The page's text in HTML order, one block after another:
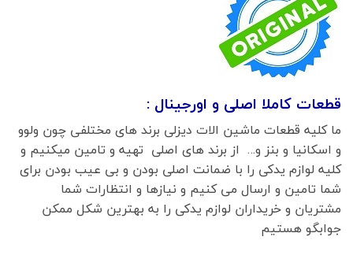
قطعات کاملا اصلی و اورجینال :
ما کلیه قطعات ماشین الات دیزلی برند های مختلفی چون ولوو
و اسکانیا و بنز و… از برند های اصلی تهیه و تامین میکنیم و
کلیه لوازم یدکی را با ضمانت اصلی بودن و بی عیب بودن برای
شما تامین و ارسال می کنیم و نیازها و انتظارات شما
مشتریان و خریداران لوازم یدکی را به بهترین شکل ممکن
جوابگو هستیم